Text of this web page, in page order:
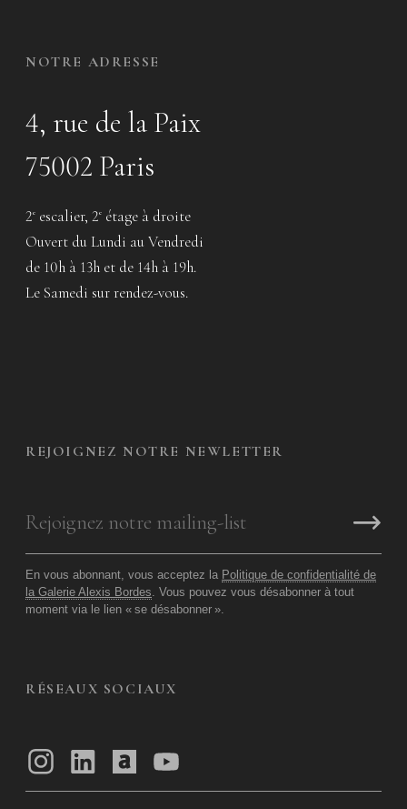
NOTRE ADRESSE
4, rue de la Paix
75002 Paris
2e escalier, 2e étage à droite
Ouvert du Lundi au Vendredi
de 10h à 13h et de 14h à 19h.
Le Samedi sur rendez-vous.
REJOIGNEZ NOTRE NEWLETTER
En vous abonnant, vous acceptez la Politique de confidentialité de
la Galerie Alexis Bordes. Vous pouvez vous désabonner à tout
moment via le lien « se désabonner ».
RÉSEAUX SOCIAUX